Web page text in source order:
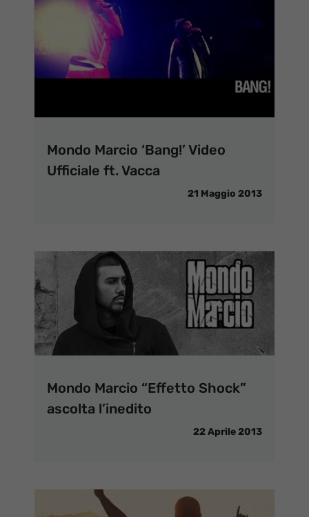
Mondo Marcio ‘Bang!’ Video
Ufficiale ft. Vacca
21 Maggio 2013
Mondo Marcio “Effetto Shock”
ascolta l’inedito
22 Aprile 2013